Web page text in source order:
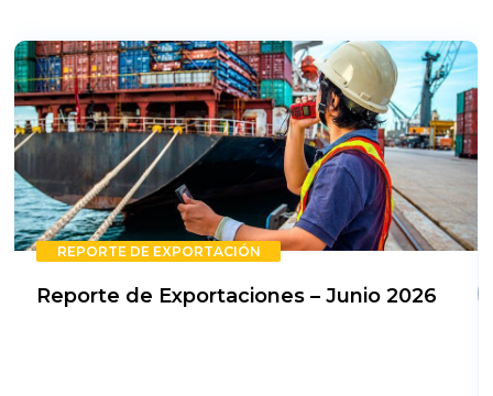
REPORTE DE EXPORTACIÓN
Reporte de Exportaciones – Junio 2026